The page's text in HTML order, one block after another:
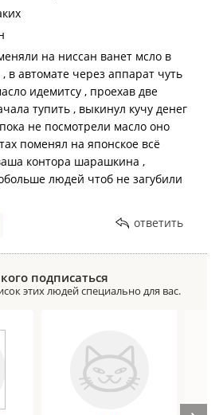
на ниссан ванет мсло в
в автомате через аппарат чуть
идемитсу , проехав две
тупить , выкинул кучу денег
не посмотрели масло оно
поменял на японское всё
контора шарашкина ,
людей чтоб не загубили
ответить
подписаться
этих людей специально для вас.